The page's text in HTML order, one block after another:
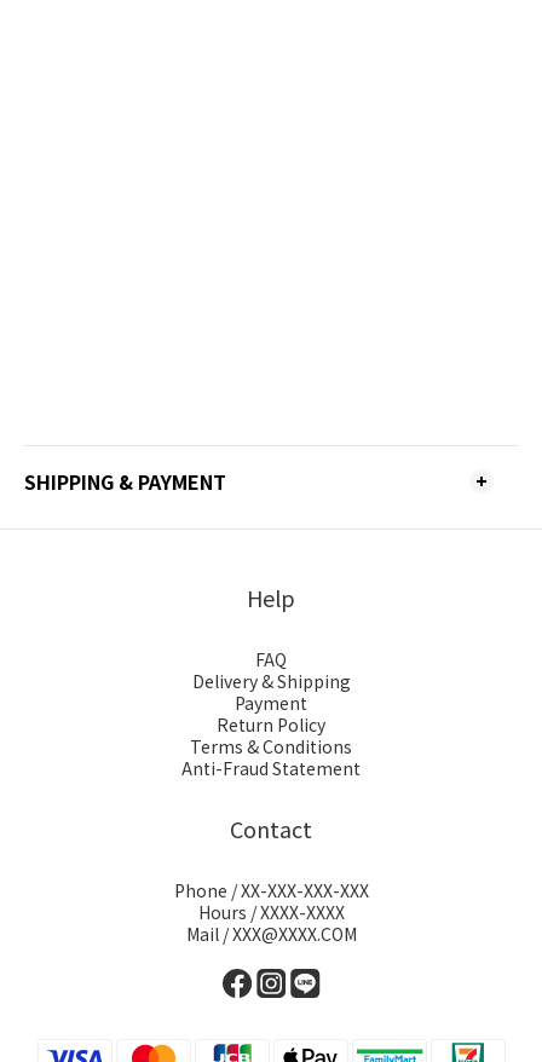
SHIPPING & PAYMENT
Help
FAQ
Delivery & Shipping
Payment
Return Policy
Terms & Conditions
Anti-Fraud Statement
Contact
Phone / XX-XXX-XXX-XXX
Hours / XXXX-XXXX
Mail / XXX@XXXX.COM